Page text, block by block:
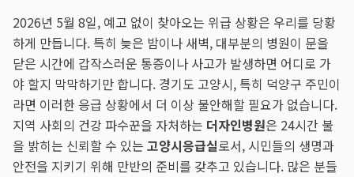
2026년 5월 8일, 예고 없이 찾아오는 위급 상황은 우리를 당황
하게 만듭니다. 특히 늦은 밤이나 새벽, 대부분의 병원이 문을
닫은 시간에 갑작스러운 통증이나 사고가 발생하면 어디로 가
야 할지 막막하기만 합니다. 경기도 고양시, 특히 덕양구 주민이
라면 이러한 응급 상황에서 더 이상 불안해할 필요가 없습니다.
지역 사회의 건강 파수꾼을 자처하는 더자인병원은 24시간 불
을 밝히는 신뢰할 수 있는 고양시응급실로서, 시민들의 생명과
안전을 지키기 위해 만반의 준비를 갖추고 있습니다. 많은 분들